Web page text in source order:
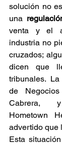
solución no
una
venta y el
industria no
cruzados;
dicen que
tribunales.
de
Hometown
advertido que
Esta